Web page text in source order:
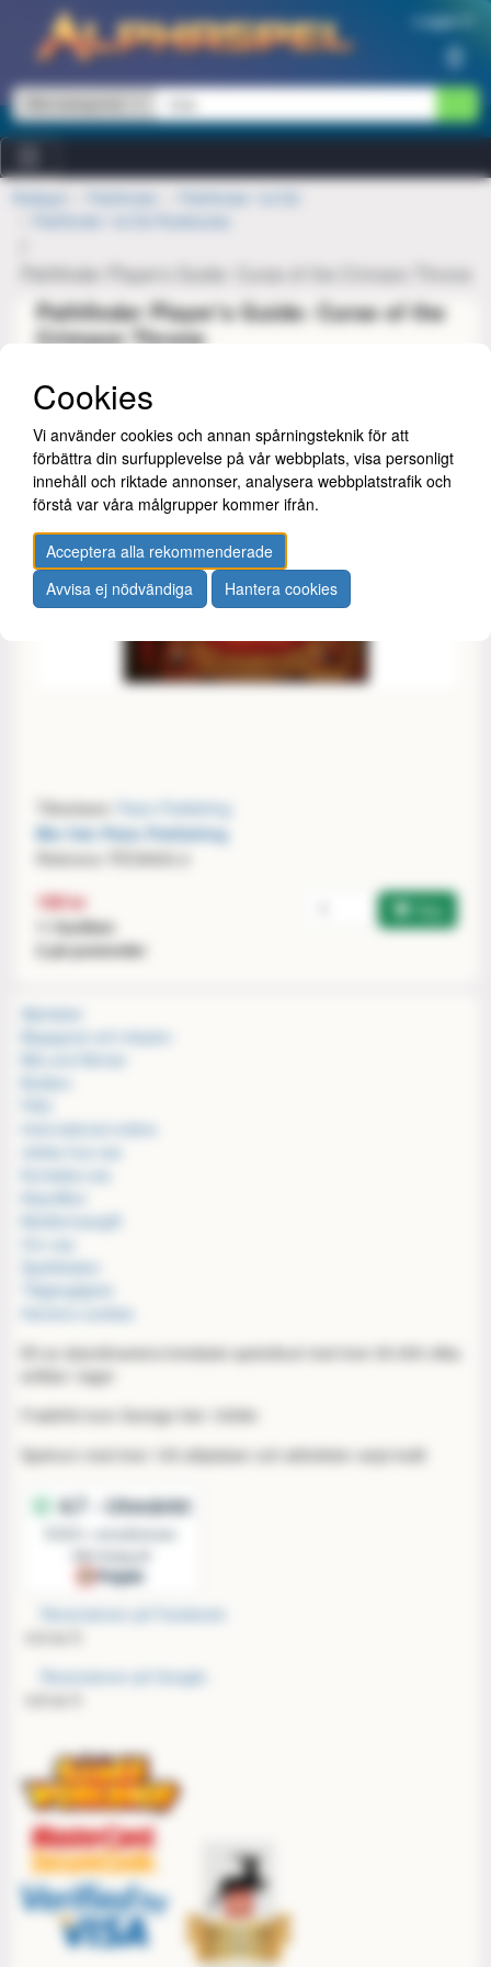
Hoppa till innehåll Logga in
0
Rollspel
Pathfinder 1st Ed Rulebooks
Pathfinder Player's Guide: Curse of the Crimson Throne
Pathfinder Player's Guide: Curse of the
Crimson Throne
Tillverkare:
Paizo Publishing
Mer från Paizo Publishing
199 kr
1 i butiken
2 på postorder
Alphabar
Begagnat och inbyten
International orders
Kontakta oss
Medlemsavgift
Spellokalen
Tillgänglighet
Hantera cookies
Ett av skandinaviens bredaste spelutbud med över 60.000 olika
artiklar i lager
Fraktfritt inom Sverige från 1000kr
Spelrum med över 100 sittplatser och aktiviteter varje kväll
Recensioner på Facebook:
Recensioner på Google:
Cookies
Vi använder cookies och annan spårningsteknik för att
förbättra din surfupplevelse på vår webbplats, visa personligt
innehåll och riktade annonser, analysera webbplatstrafik och
förstå var våra målgrupper kommer ifrån.
Acceptera alla rekommenderade
Avvisa ej nödvändiga
Hantera cookies